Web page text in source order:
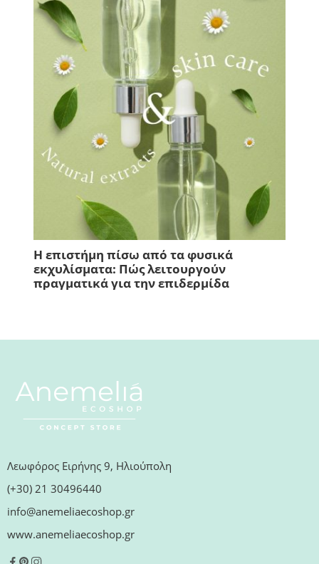
Η επιστήμη πίσω από τα φυσικά
εκχυλίσματα: Πώς λειτουργούν
πραγματικά για την επιδερμίδα
Λεωφόρος Ειρήνης 9, Ηλιούπολη
(+30) 21 30496440
info@anemeliaecoshop.gr
www.anemeliaecoshop.gr